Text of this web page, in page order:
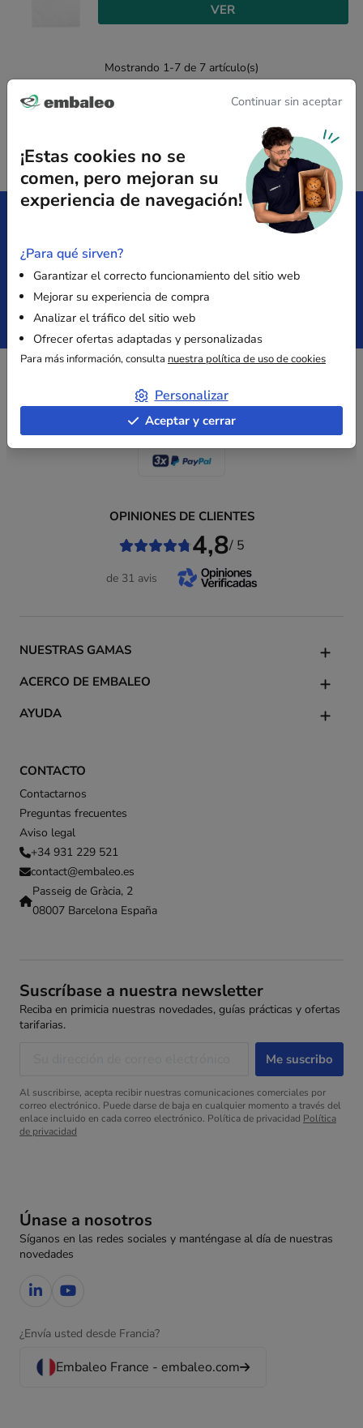
VER
Mostrando 1-7 de 7 artículo(s)
Entrega gratuita
desde 149 € sin IVA
Pago
Seguro
PAGO SEGURO
CONTACTO
Contactarnos
Preguntas frecuentes
Aviso legal
+34 931 229 521
contact@embaleo.es
Passeig de Gràcia, 2
08007 Barcelona España
NUESTRAS GAMAS
ACERCO DE EMBALEO
AYUDA
OPINIONES DE CLIENTES
4,8/ 5
de 31 avis
Únase a nosotros
Síganos en las redes sociales y manténgase al día de nuestras
novedades
¿Envía usted desde Francia?
Embaleo France - embaleo.com
Suscríbase a nuestra newsletter
Reciba en primicia nuestras novedades, guías prácticas y ofertas
tarifarias.
Al suscribirse, acepta recibir nuestras comunicaciones comerciales por
correo electrónico. Puede darse de baja en cualquier momento a través del
enlace incluido en cada correo electrónico. Política de privacidad Política
de privacidad
Continuar sin aceptar
¡Estas cookies no se
comen, pero mejoran su
experiencia de navegación!
¿Para qué sirven?
Garantizar el correcto funcionamiento del sitio web
Mejorar su experiencia de compra
Analizar el tráfico del sitio web
Ofrecer ofertas adaptadas y personalizadas
Para más información, consulta nuestra política de uso de cookies
Personalizar
Aceptar y cerrar